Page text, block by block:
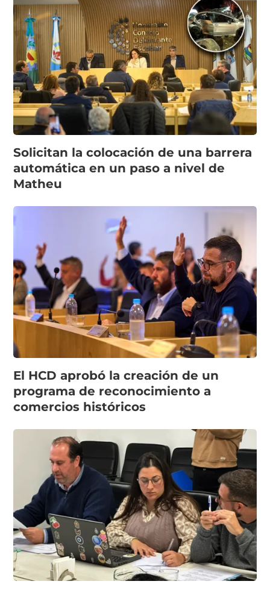
Solicitan la colocación de una barrera
automática en un paso a nivel de
Matheu
El HCD aprobó la creación de un
programa de reconocimiento a
comercios históricos